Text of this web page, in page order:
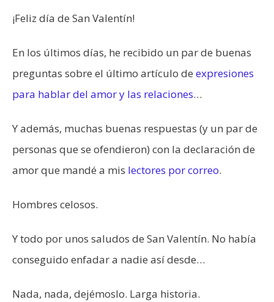
¡Feliz día de San Valentín!
En los últimos días, he recibido un par de buenas
preguntas sobre el último artículo de expresiones
para hablar del amor y las relaciones…
Y además, muchas buenas respuestas (y un par de
personas que se ofendieron) con la declaración de
amor que mandé a mis lectores por correo.
Hombres celosos.
Y todo por unos saludos de San Valentín. No había
conseguido enfadar a nadie así desde…
Nada, nada, dejémoslo. Larga historia.